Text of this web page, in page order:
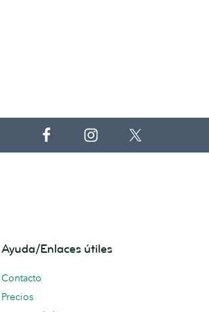
Ayuda/Enlaces útiles
Contacto
Precios